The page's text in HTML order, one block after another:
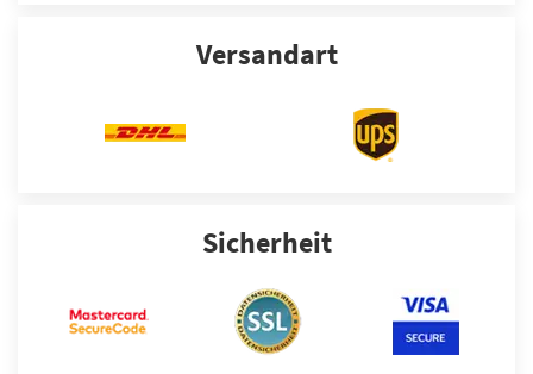
Versandart
Sicherheit